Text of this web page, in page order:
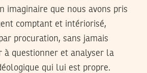
imaginaire que nous avons pris
comptant et intériorisé,
procuration, sans jamais
à questionner et analyser la
qui lui est propre.